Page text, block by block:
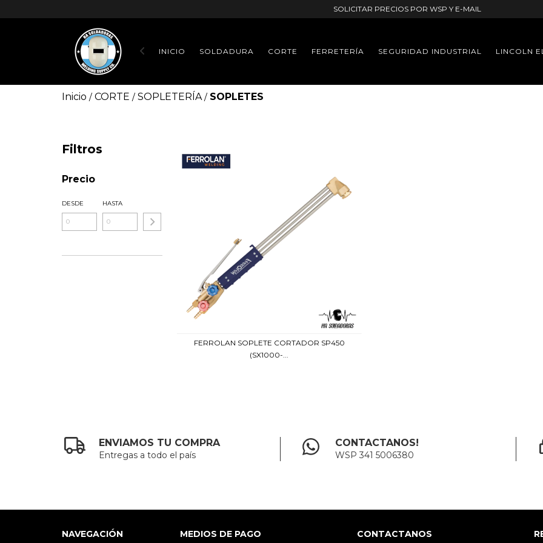
SOLICITAR PRECIOS POR WSP Y E-MAIL
INICIO SOLDADURA CORTE FERRETERÍA SEGURIDAD INDUSTRIAL LINCOLN
Inicio / CORTE / SOPLETERÍA / SOPLETES
Filtros
Precio
DESDE HASTA
FERROLAN SOPLETE CORTADOR SP450
(SX1000-...
ENVIAMOS TU COMPRA
Entregas a todo el país
CONTACTANOS!
WSP 341 5006380
NAVEGACIÓN MEDIOS DE PAGO CONTACTANOS